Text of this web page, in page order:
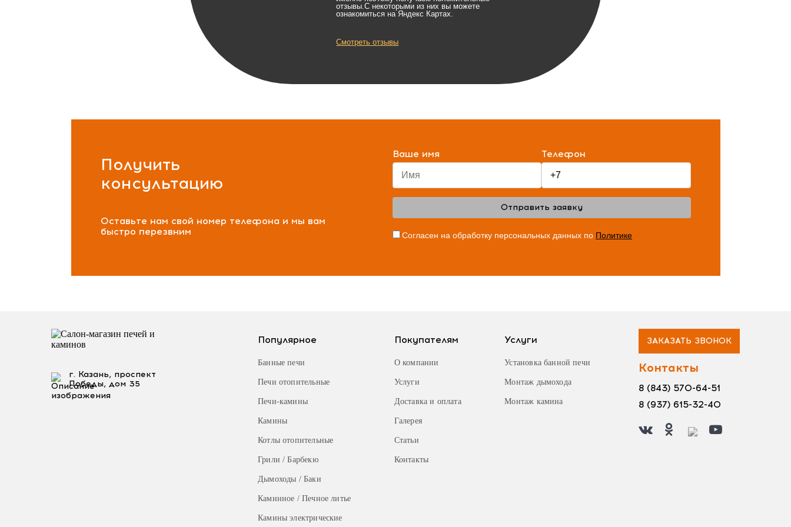
отзывы.С некоторыми из них вы можете
ознакомиться на Яндекс Картах.
Смотреть отзывы
Получить
консультацию
Оставьте нам свой номер телефона и мы вам
быстро перезвним
Ваше имя Телефон
Отправить заявку
Согласен на обработку персональных данных по Политике
г. Казань, проспект
Победы, дом 35
Популярное
Банные печи
Печи отопительные
Печи-камины
Камины
Котлы отопительные
Грили / Барбекю
Дымоходы / Баки
Каминное / Печное литье
Камины электрические
Покупателям
О компании
Услуги
Доставка и оплата
Галерея
Статьи
Контакты
Услуги
Установка банной печи
Монтаж дымохода
Монтаж камина
ЗАКАЗАТЬ ЗВОНОК
Контакты
8 (843) 570-64-51
8 (937) 615-32-40